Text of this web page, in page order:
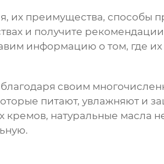
, их преимущества, способы
и получите
информацию о том, где
своим
питают, увлажняют и
кремов, натуральные масла